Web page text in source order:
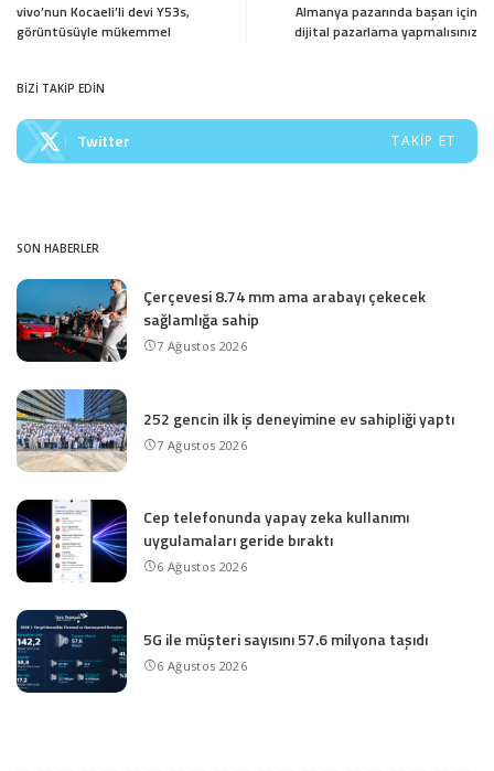
vivo’nun Kocaeli’li devi Y53s,
görüntüsüyle mükemmel
Almanya pazarında başarı için
dijital pazarlama yapmalısınız
BİZİ TAKİP EDİN
Twitter TAKIP ET
SON HABERLER
Çerçevesi 8.74 mm ama arabayı çekecek
sağlamlığa sahip
7 Ağustos 2026
252 gencin ilk iş deneyimine ev sahipliği yaptı
7 Ağustos 2026
Cep telefonunda yapay zeka kullanımı
uygulamaları geride bıraktı
6 Ağustos 2026
5G ile müşteri sayısını 57.6 milyona taşıdı
6 Ağustos 2026